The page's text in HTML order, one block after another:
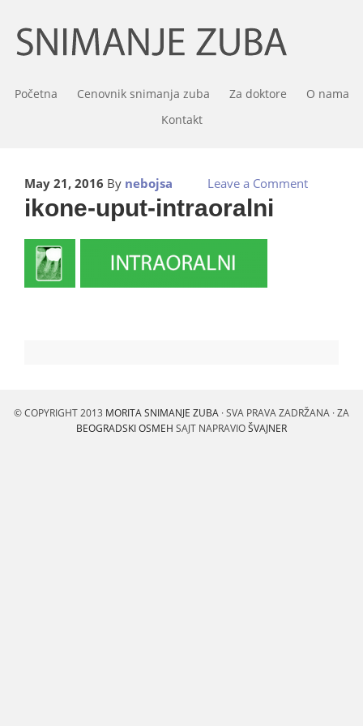
Početna Cenovnik snimanja zuba Za doktore
O nama
Kontakt
May 21, 2016 By nebojsa Leave a Comment
ikone-uput-intraoralni
© COPYRIGHT 2013 MORITA SNIMANJE ZUBA · SVA PRAVA ZADRŽANA · ZA
BEOGRADSKI OSMEH SAJT NAPRAVIOŠVAJNER